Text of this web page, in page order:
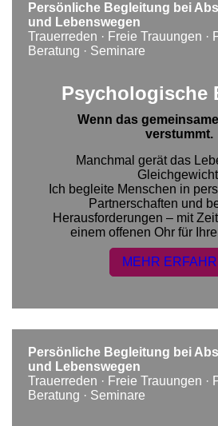
Persönliche Begleitung bei
und Lebenswegen
Trauerreden · Freie Trauungen ·
Beratung · Seminare
Psychologische
Wenn das
verstummt.
Manchmal gerät das
Ich begleite Menschen in
Partnerschaften und
Herausforderungen – mit
einem offenen Ohr für
MEHR
Persönliche Begleitung bei
und Lebenswegen
Trauerreden · Freie Trauungen ·
Beratung · Seminare